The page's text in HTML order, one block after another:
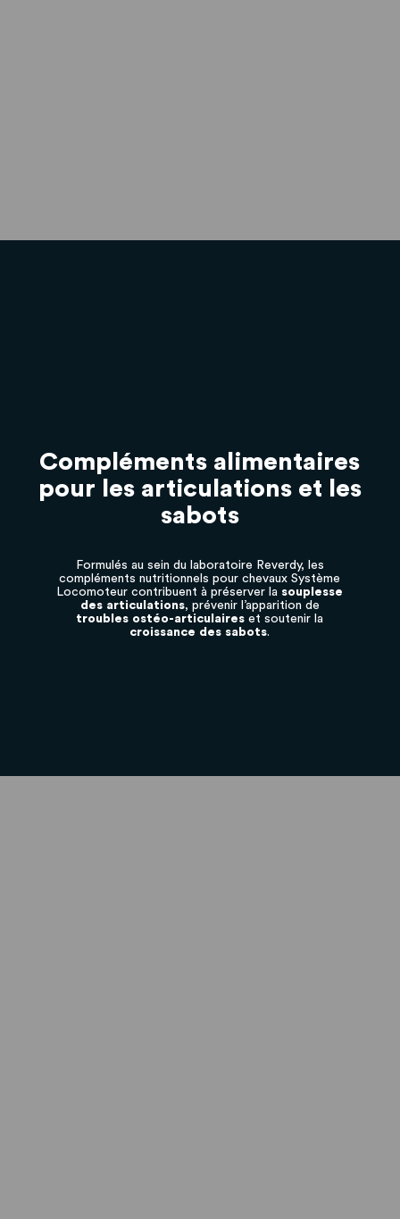
Compléments alimentaires
pour les articulations et les
sabots
Formulés au sein du laboratoire Reverdy, les
compléments nutritionnels pour chevaux Système
Locomoteurcontribuent à préserver la souplesse
des articulations, prévenir l’apparition de
troubles ostéo-articulaires et soutenir la
croissance des sabots.